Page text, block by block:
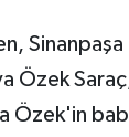
Özek